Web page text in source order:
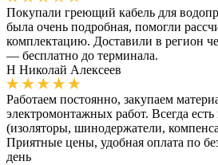
Покупали греющий кабель для
была очень подробная, помогли
комплектацию. Доставили в регион
— бесплатно до терминала.
Н Николай Алексеев
Работаем постоянно, закупаем
электромонтажных работ. Всегда
(изоляторы, шинодержатели,
Приятные цены, удобная оплата по
день